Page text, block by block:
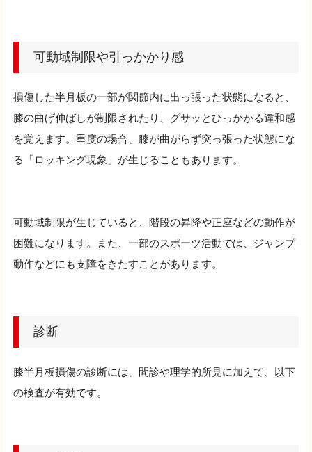
可動域制限や引っかかり感
損傷した半月板の一部が関節内に出っ張った状態になると、
膝の曲げ伸ばしが制限されたり、グサッとひっかかる違和感
を覚えます。重度の場合、膝が曲がらず突っ張った状態にな
る「ロッキング現象」が生じることもあります。
可動域制限が生じていると、階段の昇降や正座などの動作が
困難になります。また、一部のスポーツ活動では、ジャンプ
動作などにも支障をきたすことがあります。
診断
膝半月板損傷の診断には、問診や理学的所見に加えて、以下
の検査が有効です。